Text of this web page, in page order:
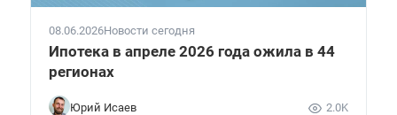
08.06.2026Новости сегодня
Ипотека в апреле 2026 года ожила в 44
регионах
Юрий Исаев 2.0K